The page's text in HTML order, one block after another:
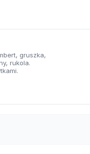
gruszka,
rukola.